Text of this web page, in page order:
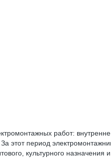
работ:
период
культурного назначения